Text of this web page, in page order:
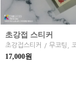
초강접 스티커
17,000원